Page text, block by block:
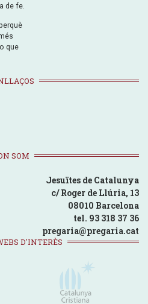
de fe.
que
SOM
Jesuïtes de Catalunya
c/ Roger de Llúria, 13
08010 Barcelona
tel. 93 318 37 36
pregaria@pregaria.cat
D'INTERÈS